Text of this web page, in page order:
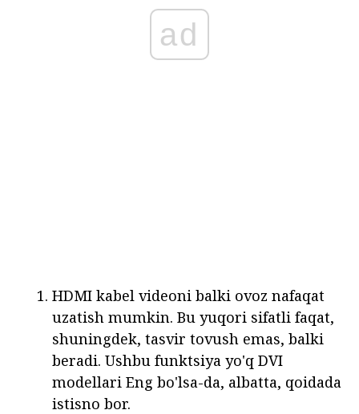
ad
HDMI kabel videoni balki ovoz nafaqat
uzatish mumkin. Bu yuqori sifatli faqat,
shuningdek, tasvir tovush emas, balki
beradi. Ushbu funktsiya yo'q DVI
modellari Eng bo'lsa-da, albatta, qoidada
istisno bor.